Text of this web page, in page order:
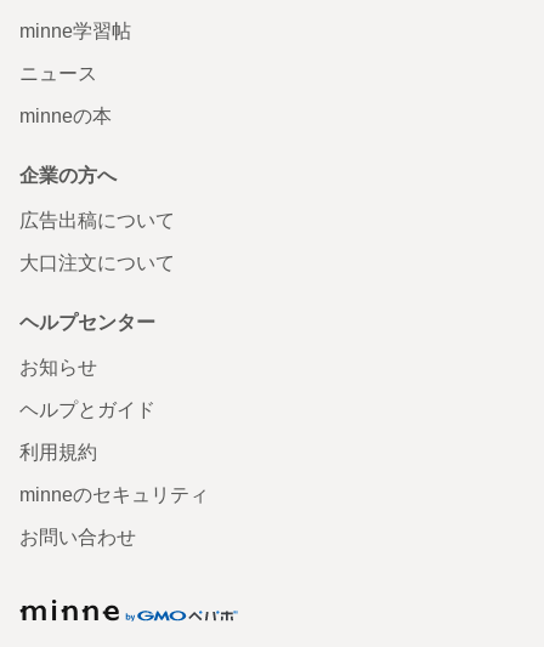
minne学習帖
ニュース
minneの本
企業の方へ
広告出稿について
大口注文について
ヘルプセンター
お知らせ
ヘルプとガイド
利用規約
minneのセキュリティ
お問い合わせ